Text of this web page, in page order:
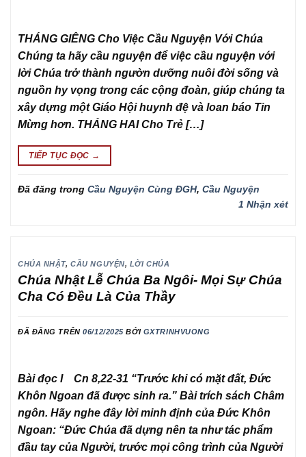
THÁNG GIÊNG Cho Việc Cầu Nguyện Với Chúa
Chúng ta hãy cầu nguyện để việc cầu nguyện với
lời Chúa trở thành ngườn dưỡng nuôi đời sống và
nguồn hy vọng trong các cộng đoàn, giúp chúng ta
xây dựng một Giáo Hội huynh đệ và loan báo Tin
Mừng hơn. THÁNG HAI Cho Trẻ […]
TIẾP TỤC ĐỌC →
Đã đăng trong Cầu Nguyện Cùng ĐGH, Cầu Nguyện
1 Nhận xét
CHÚA NHẬT,CẦU NGUYỆN, LỜI CHÚA
Chúa Nhật Lễ Chúa Ba Ngôi- Mọi Sự Chúa
Cha Có Đều Là Của Thầy
ĐÃ ĐĂNG TRÊN06/12/2025 BỞI GXTRINHVUONG
Bài đọc I Cn 8,22-31 “Trước khi có mặt đất, Đức
Khôn Ngoan đã được sinh ra.” Bài trích sách Châm
ngôn. Hãy nghe đây lời minh định của Đức Khôn
Ngoan: “Đức Chúa đã dựng nên ta như tác phẩm
đầu tay của Người, trước mọi công trình của Người